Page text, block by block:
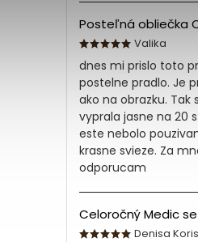
Valika
dnes mi prislo toto
postelne pradlo. Je
ako na obrazku. Tak
vyprala jasne na 20
este nebolo
krasne svieze. Za
odporucam
Denisa